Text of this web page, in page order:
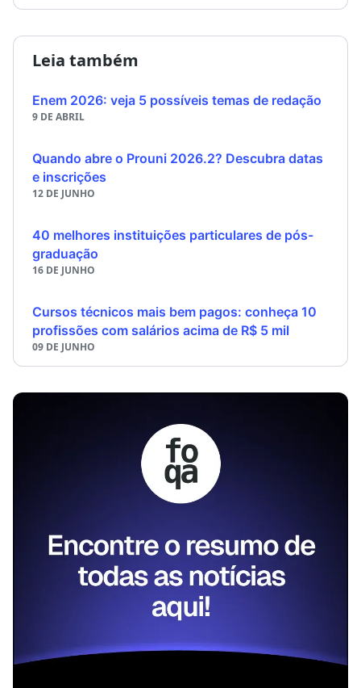
Leia também
Enem 2026: veja 5 possíveis temas de redação
9 DE ABRIL
Quando abre o Prouni 2026.2? Descubra datas
e inscrições
12 DE JUNHO
40 melhores instituições particulares de pós-
graduação
16 DE JUNHO
Cursos técnicos mais bem pagos: conheça 10
profissões com salários acima de R$ 5 mil
09 DE JUNHO